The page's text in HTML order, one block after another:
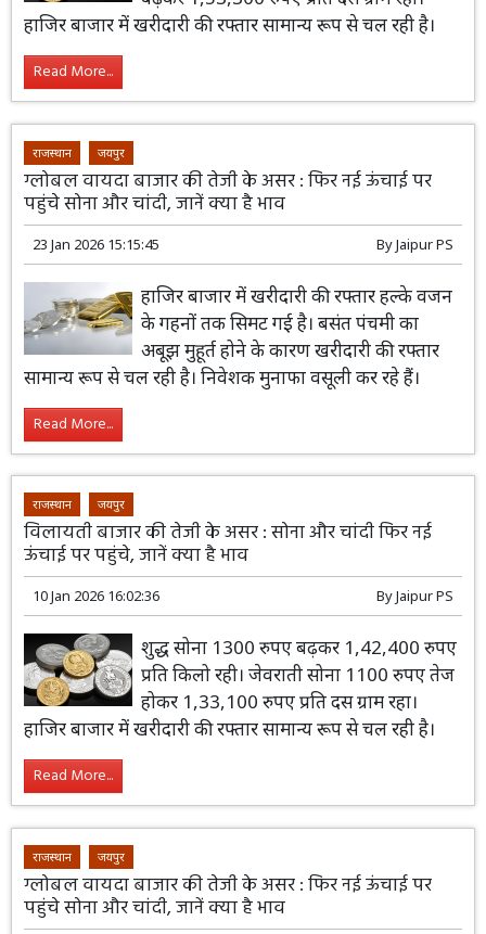
हाजिर बाजार में खरीदारी की रफ्तार सामान्य रूप से चल रही है।
Read More...
राजस्थान जयपुर
ग्लोबल वायदा बाजार की तेजी के असर : फिर नई ऊंचाई पर
पहुंचे सोना और चांदी, जानें क्या है भाव
23 Jan 2026 15:15:45 ByJaipur PS
हाजिर बाजार में खरीदारी की रफ्तार हल्के वजन
के गहनों तक सिमट गई है। बसंत पंचमी का
अबूझ मुहूर्त होने के कारण खरीदारी की रफ्तार
सामान्य रूप से चल रही है। निवेशक मुनाफा वसूली कर रहे हैं।
Read More...
राजस्थान जयपुर
विलायती बाजार की तेजी के असर : सोना और चांदी फिर नई
ऊंचाई पर पहुंचे, जानें क्या है भाव
10 Jan 2026 16:02:36 ByJaipur PS
शुद्ध सोना 1300 रुपए बढ़कर 1,42,400 रुपए
प्रति किलो रही। जेवराती सोना 1100 रुपए तेज
होकर 1,33,100 रुपए प्रति दस ग्राम रहा।
हाजिर बाजार में खरीदारी की रफ्तार सामान्य रूप से चल रही है।
Read More...
राजस्थान जयपुर
ग्लोबल वायदा बाजार की तेजी के असर : फिर नई ऊंचाई पर
पहुंचे सोना और चांदी, जानें क्या है भाव